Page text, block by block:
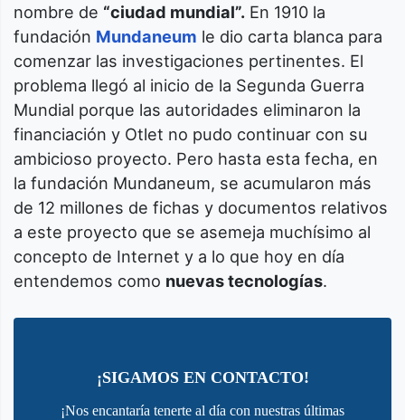
nombre de “ciudad mundial”. En 1910 la
fundación Mundaneum le dio carta blanca para
comenzar las investigaciones pertinentes. El
problema llegó al inicio de la Segunda Guerra
Mundial porque las autoridades eliminaron la
financiación y Otlet no pudo continuar con su
ambicioso proyecto. Pero hasta esta fecha, en
la fundación Mundaneum, se acumularon más
de 12 millones de fichas y documentos relativos
a este proyecto que se asemeja muchísimo al
concepto de Internet y a lo que hoy en día
entendemos como nuevas tecnologías.
¡SIGAMOS EN CONTACTO!
¡Nos encantaría tenerte al día con nuestras últimas